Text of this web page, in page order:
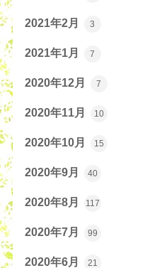
2021年2月 3
2021年1月 7
2020年12月 7
2020年11月 10
2020年10月 15
2020年9月 40
2020年8月 117
2020年7月 99
2020年6月 21